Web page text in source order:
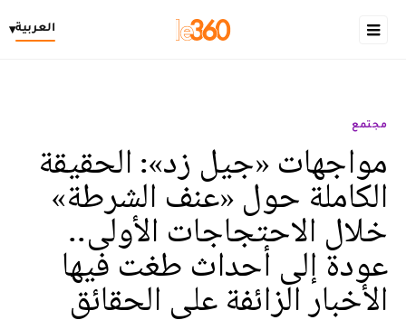
العربية▾
مجتمع
مواجهات «جيل زد»: الحقيقة
الكاملة حول «عنف الشرطة»
خلال الاحتجاجات الأولى..
عودة إلى أحداث طغت فيها
الأخبار الزائفة على الحقائق